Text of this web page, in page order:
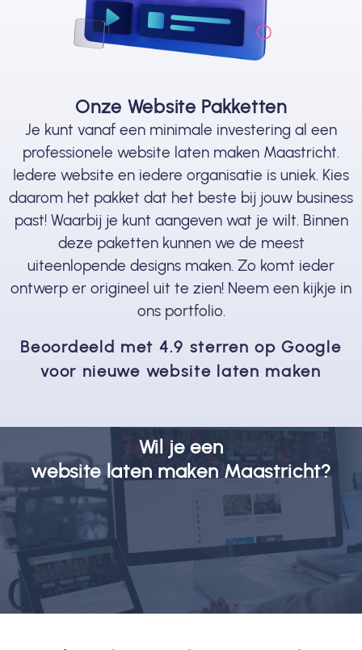
Onze Website Pakketten
Je kunt vanaf een minimale investering al een
professionele website laten maken Maastricht.
Iedere website en iedere organisatie is uniek. Kies
daarom het pakket dat het beste bij jouw business
past! Waarbij je kunt aangeven wat je wilt. Binnen
deze paketten kunnen we de meest
uiteenlopende designs maken. Zo komt ieder
ontwerp er origineel uit te zien! Neem een kijkje in
ons portfolio.
Beoordeeld met 4.9 sterren op Google
voor nieuwe website laten maken
Wil je een
website laten maken Maastricht?